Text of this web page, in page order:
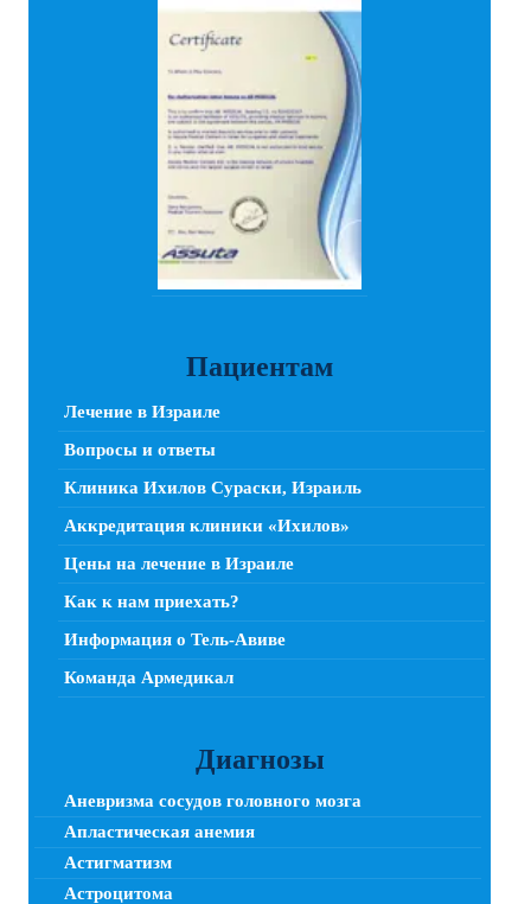
Пациентам
Лечение в Израиле
Вопросы и ответы
Клиника Ихилов Сураски, Израиль
Аккредитация клиники «Ихилов»
Цены на лечение в Израиле
Как к нам приехать?
Информация о Тель-Авиве
Команда Армедикал
Диагнозы
Аневризма сосудов головного мозга
Апластическая анемия
Астигматизм
Астроцитома